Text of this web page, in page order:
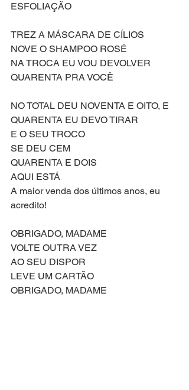
ESFOLIAÇÃO
TREZ A MÁSCARA DE CÍLIOS
NOVE O SHAMPOO ROSÉ
NA TROCA EU VOU DEVOLVER
QUARENTA PRA VOCÊ
NO TOTAL DEU NOVENTA E OITO, E
QUARENTA EU DEVO TIRAR
E O SEU TROCO
SE DEU CEM
QUARENTA E DOIS
AQUI ESTÁ
A maior venda dos últimos anos, eu
acredito!
OBRIGADO, MADAME
VOLTE OUTRA VEZ
AO SEU DISPOR
LEVE UM CARTÃO
OBRIGADO, MADAME